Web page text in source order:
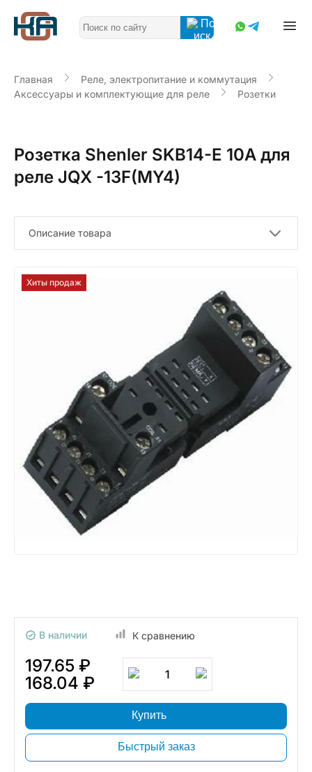
Главная
Реле, электропитание и коммутация
Аксессуары и комплектующие для реле
Розетки
Розетка Shenler SKB14-E 10A для
реле JQX -13F(MY4)
Описание товара
Хиты продаж
В наличии К сравнению
197.65 ₽
168.04 ₽
1
Купить
Быстрый заказ